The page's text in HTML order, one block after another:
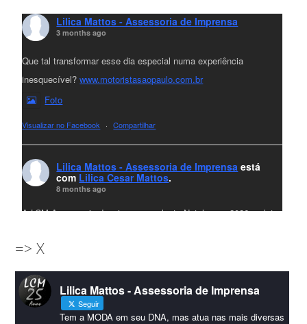
Lilica Mattos - Assessoria de Imprensa
3 months ago
Que tal transformar esse dia especial numa experiência
inesquecível?www.motoristasaopaulo.com.br
Foto
Visualizar no Facebook · Compartilhar
Lilica Mattos - Assessoria de Imprensa está
com Lilica Cesar Mattos.
8 months ago
A LCM Assessoria deseja um excelente Natal e um 2026 repleto
amigos que sempre nos acompanham!🎄✨🥂❤️
#lcmassessoriassessoria#natal #merrychristmas #felizanonovo
#HappyNewYear
Foto
=> X
Lilica Mattos - Assessoria de Imprensa
Seguir
Tem a MODA em seu DNA, mas atua nas mais diversas